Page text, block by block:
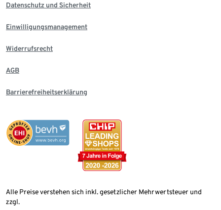
Datenschutz und Sicherheit
Einwilligungsmanagement
Widerrufsrecht
AGB
Barrierefreiheitserklärung
Alle Preise verstehen sich inkl. gesetzlicher Mehrwertsteuer und
zzgl.